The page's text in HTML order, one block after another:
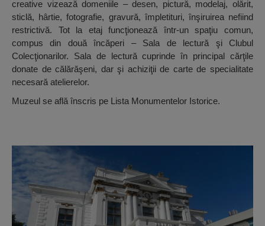
creative vizează domeniile – desen, pictură, modelaj, olărit,
sticlă, hârtie, fotografie, gravură, împletituri, înşiruirea nefiind
restrictivă. Tot la etaj funcţionează într-un spaţiu comun,
compus din două încăperi – Sala de lectură şi Clubul
Colecţionarilor. Sala de lectură cuprinde în principal cărţile
donate de călărăşeni, dar şi achiziţii de carte de specialitate
necesară atelierelor.
Muzeul se află înscris pe Lista Monumentelor Istorice.